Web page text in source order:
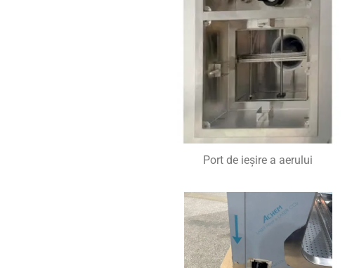
Port de ieșire a aerului